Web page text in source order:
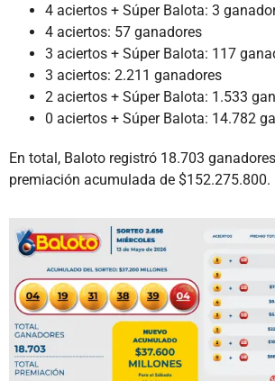
4 aciertos + Súper Balota: 3
4 aciertos: 57 ganadores
3 aciertos + Súper Balota: 117
3 aciertos: 2.211 ganadores
2 aciertos + Súper Balota: 1.533
0 aciertos + Súper Balota: 14.782
En total, Baloto registró 18.703
premiación acumulada de $152.275.800.